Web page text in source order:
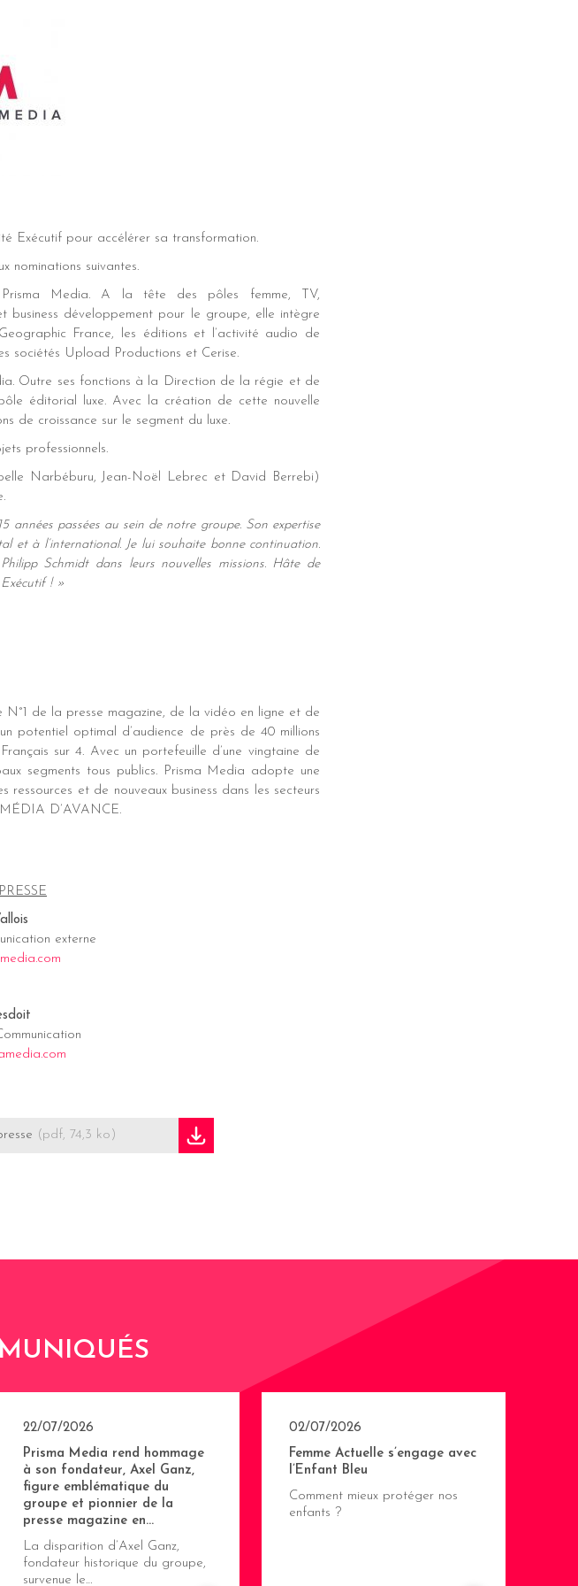
Exécutif pour accélérer sa transformation.
nominations suivantes.
Prisma Media. A la tête des pôles femme, TV,
business développement pour le groupe, elle intègre
France, les éditions et l’activité audio de
sociétés Upload Productions et Cerise.
Outre ses fonctions à la Direction de la régie et de
éditorial luxe. Avec la création de cette nouvelle
de croissance sur le segment du luxe.
professionnels.
Narbéburu, Jean-Noël Lebrec et David Berrebi)
années passées au sein de notre groupe. Son expertise
et à l’international. Je lui souhaite bonne continuation.
Schmidt dans leurs nouvelles missions. Hâte de
! »
de la presse magazine, de la vidéo en ligne et de
potentiel optimal d’audience de près de 40 millions
sur 4. Avec un portefeuille d’une vingtaine de
segments tous publics. Prisma Media adopte une
et de nouveaux business dans les secteurs
D’AVANCE.
externe
(pdf, 74,3 ko)
22/07/2026
Prisma Media rend hommage
à son fondateur, Axel Ganz,
figure emblématique du
groupe et pionnier de la
presse magazine en…
La disparition d’Axel Ganz,
fondateur historique du groupe,
survenue le…
02/07/2026
Femme Actuelle s’engage avec
l’Enfant Bleu
Comment mieux protéger nos
enfants ?